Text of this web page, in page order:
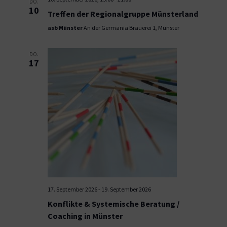
DO.
10 Treffen der Regionalgruppe Münsterland
asb MünsterAn der Germania Brauerei 1, Münster
DO.
17
17. September 2026- 19. September 2026
Konflikte & Systemische Beratung /
Coaching in Münster